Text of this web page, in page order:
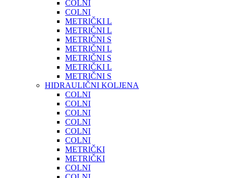
COLNI
COLNI
METRIČKI L
METRIČNI L
METRIČNI S
METRIČNI L
METRIČNI S
METRIČKI L
METRIČNI S
HIDRAULIČNI KOLJENA
COLNI
COLNI
COLNI
COLNI
COLNI
COLNI
METRIČKI
METRIČKI
COLNI